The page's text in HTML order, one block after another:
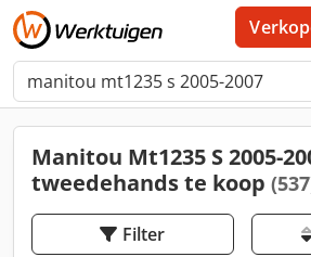
Manitou Mt1235 S 2005-
tweedehands te koop
Filter